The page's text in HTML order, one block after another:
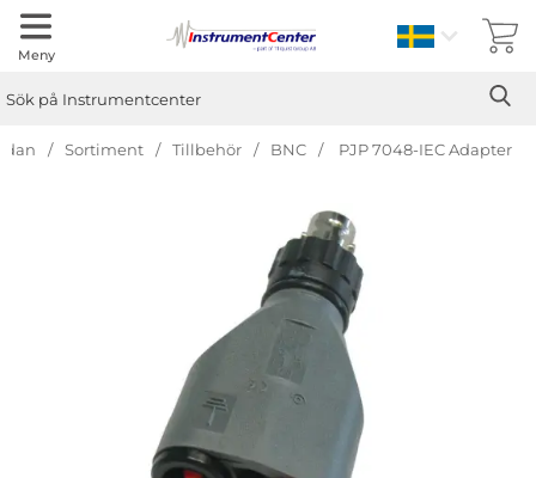
Meny Sverige
Sortiment Tillbehör BNC PJP 7048-IEC Adapter